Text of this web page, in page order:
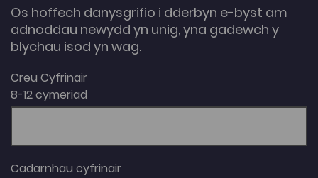
Os hoffech danysgrifio i dderbyn e-byst am
adnoddau newydd yn unig, yna gadewch y
blychau isod yn wag.
Creu Cyfrinair
8-12 cymeriad
Cadarnhau cyfrinair